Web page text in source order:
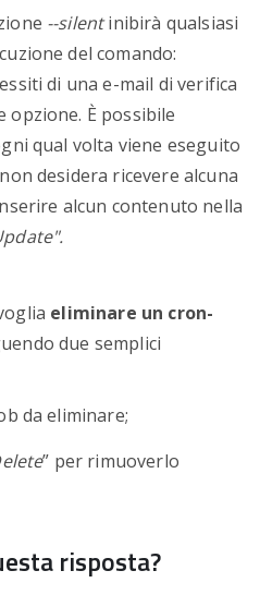
--silentinibirà qualsiasi
del comando:
di una e-mail di verifica
opzione. È possibile
qual volta viene eseguito
desidera ricevere alcuna
alcun contenuto nella
eliminare un cron-
due semplici
da eliminare;
” per rimuoverlo
risposta?